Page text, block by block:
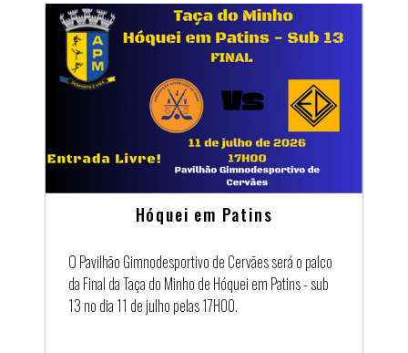
Hóquei em Patins
O Pavilhão Gimnodesportivo de Cervães será o palco
da Final da Taça do Minho de Hóquei em Patins - sub
13 no dia 11 de julho pelas 17H00.